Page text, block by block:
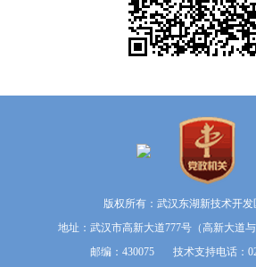
版权所有：武汉东湖新技术开
地址：武汉市高新大道777号（高新大道与
邮编：430075 技术支持电话：